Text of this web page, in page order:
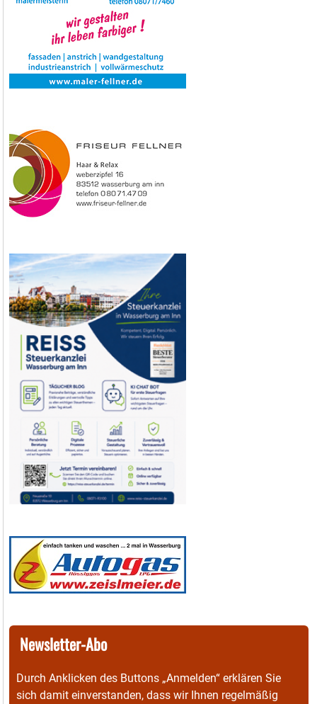
Newsletter-Abo
Durch Anklicken des Buttons „Anmelden“ erklären Sie
sich damit einverstanden, dass wir Ihnen regelmäßig